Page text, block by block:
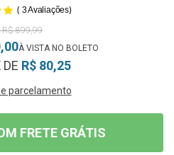
( 3Avaliações)
R$ 899,99
DE R$ 80,25
parcelamento
FRETE GRÁTIS